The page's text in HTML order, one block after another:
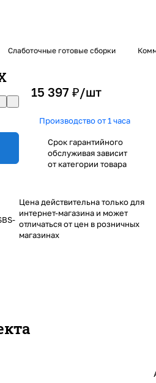
Слаботочные готовые сборки
15 397 ₽/шт
Производство от 1 часа
Срок гарантийного
обслуживая зависит
от категории товара
Цена действительна только для
интернет-магазина и может
отличаться от цен в розничных
магазинах